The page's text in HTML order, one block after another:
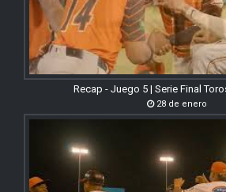
Recap - Juego 5 | Serie Final
28 de enero